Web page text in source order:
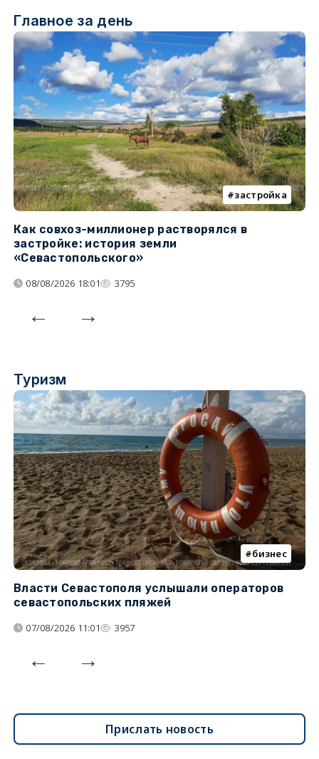
Главное за день
застройка
Как совхоз-миллионер растворялся в
застройке: история земли
«Севастопольского»
08/08/2026 18:01 3795
Туризм
бизнес
Власти Севастополя услышали операторов
севастопольских пляжей
07/08/2026 11:01 3957
Прислать новость